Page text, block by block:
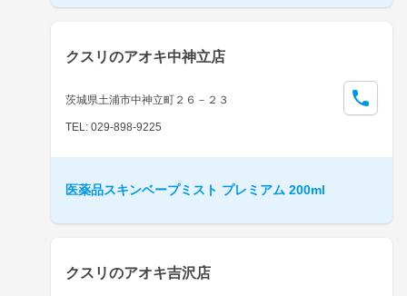
クスリのアオキ中神立店
茨城県土浦市中神立町２６－２３
TEL: 029-898-9225
医薬品スキンベープミスト プレミアム 200ml
クスリのアオキ吉沢店